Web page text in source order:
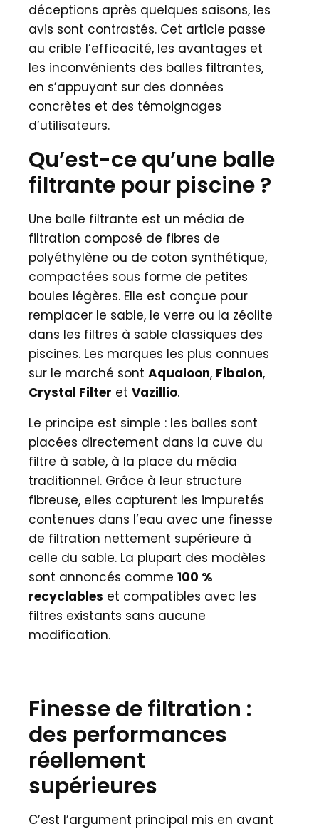
déceptions après quelques saisons, les
avis sont contrastés. Cet article passe
au crible l’efficacité, les avantages et
les inconvénients des balles filtrantes,
en s’appuyant sur des données
concrètes et des témoignages
d’utilisateurs.
Qu’est-ce qu’une balle
filtrante pour piscine ?
Une balle filtrante est un média de
filtration composé de fibres de
polyéthylène ou de coton synthétique,
compactées sous forme de petites
boules légères. Elle est conçue pour
remplacer le sable, le verre ou la zéolite
dans les filtres à sable classiques des
piscines. Les marques les plus connues
sur le marché sont Aqualoon, Fibalon,
Crystal Filter et Vazillio.
Le principe est simple : les balles sont
placées directement dans la cuve du
filtre à sable, à la place du média
traditionnel. Grâce à leur structure
fibreuse, elles capturent les impuretés
contenues dans l’eau avec une finesse
de filtration nettement supérieure à
celle du sable. La plupart des modèles
sont annoncés comme 100 %
recyclables et compatibles avec les
filtres existants sans aucune
modification.
Finesse de filtration :
des performances
réellement
supérieures
C’est l’argument principal mis en avant